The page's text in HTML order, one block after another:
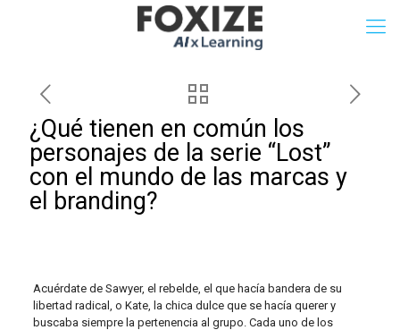
¿Qué tienen en común los
personajes de la serie “Lost”
con el mundo de las marcas y
el branding?
Acuérdate de Sawyer, el rebelde, el que hacía bandera de su
libertad radical, o Kate, la chica dulce que se hacía querer y
buscaba siempre la pertenencia al grupo. Cada uno de los